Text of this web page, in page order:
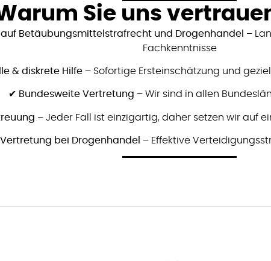
Sie uns
auf Betäubungsmittelstrafrecht und Drogenhandel –
Fachkenntnisse
& diskrete Hilfe – Sofortige Ersteinschätzung und
✔ Bundesweite Vertretung – Wir sind in allen
– Jeder Fall ist einzigartig, daher setzen wir auf
bei Drogenhandel – Effektive